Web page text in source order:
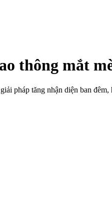
thông mắt
pháp tăng nhận diện ban